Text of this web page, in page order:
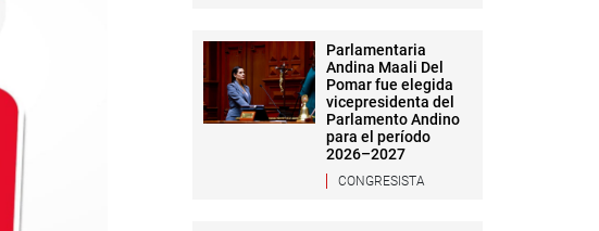
Parlamentaria
Andina Maali Del
Pomar fue elegida
vicepresidenta del
Parlamento Andino
para el período
2026–2027
CONGRESISTA